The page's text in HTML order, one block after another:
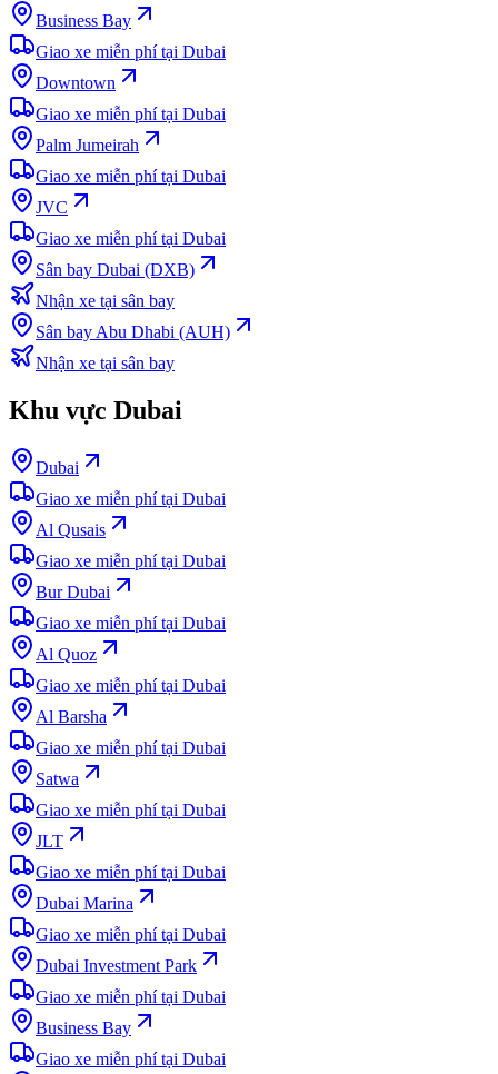
Business Bay
Giao xe miễn phí tại Dubai
Downtown
Giao xe miễn phí tại Dubai
Palm Jumeirah
Giao xe miễn phí tại Dubai
JVC
Giao xe miễn phí tại Dubai
Sân bay Dubai (DXB)
Nhận xe tại sân bay
Sân bay Abu Dhabi (AUH)
Nhận xe tại sân bay
Khu vực Dubai
Dubai
Giao xe miễn phí tại Dubai
Al Qusais
Giao xe miễn phí tại Dubai
Bur Dubai
Giao xe miễn phí tại Dubai
Al Quoz
Giao xe miễn phí tại Dubai
Al Barsha
Giao xe miễn phí tại Dubai
Satwa
Giao xe miễn phí tại Dubai
JLT
Giao xe miễn phí tại Dubai
Dubai Marina
Giao xe miễn phí tại Dubai
Dubai Investment Park
Giao xe miễn phí tại Dubai
Business Bay
Giao xe miễn phí tại Dubai